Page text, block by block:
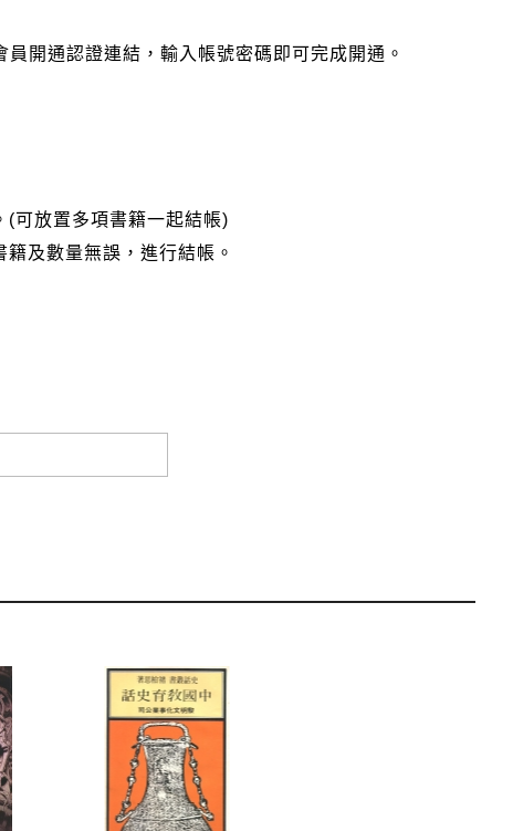
開通認證連結，輸入帳號密碼即可完成開通。
(可放置多項書籍一起結帳)
及數量無誤，進行結帳。
請填寫跟訂購者大名一致，以利核銷作業。
中，請至會員專區查詢「我的訂單」